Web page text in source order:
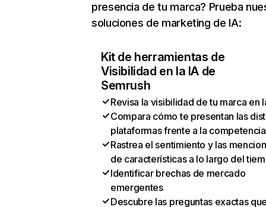
presencia de tu marca? Prueba
soluciones de marketing de IA:
Kit de herramientas de
Visibilidad en la IA de
Semrush
Revisa la visibilidad de tu marca en
Compara cómo te presentan las
plataformas frente a la competencia
Rastrea el sentimiento y las
de características a lo largo del
Identificar brechas de mercado
emergentes
Descubre las preguntas exactas